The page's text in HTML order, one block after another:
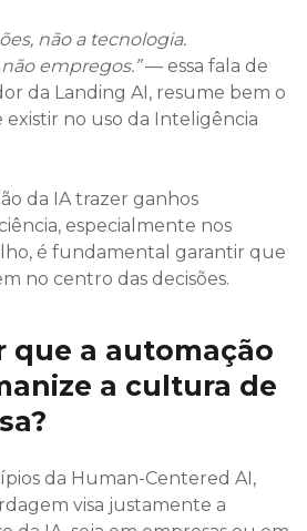
não a tecnologia.
empregos.”— essa fala de
da Landing AI, resume bem o
no uso da Inteligência
da IA trazer ganhos
especialmente nos
é fundamental garantir que
no centro das decisões.
que a automação
a cultura de
da Human-Centered AI,
visa justamente a